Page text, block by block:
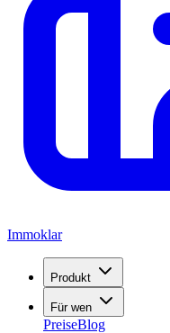
Immoklar
Produkt
Für wen
PreiseBlog